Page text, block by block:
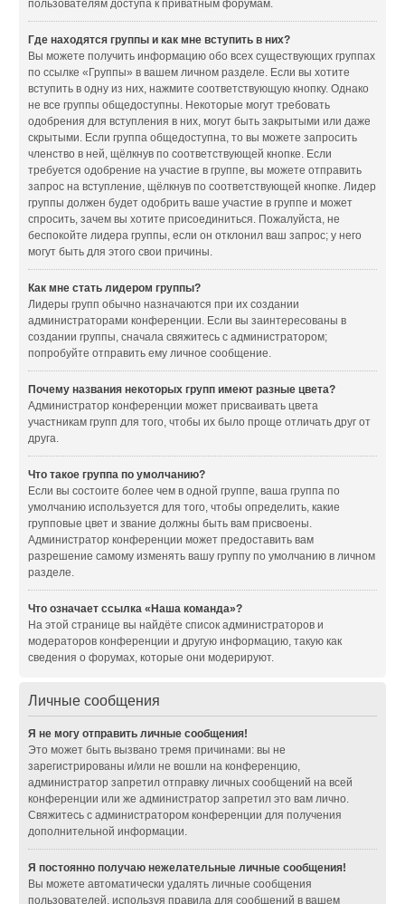
пользователям доступа к приватным форумам.
Где находятся группы и как мне вступить в них?
Вы можете получить информацию обо всех существующих группах
по ссылке «Группы» в вашем личном разделе. Если вы хотите
вступить в одну из них, нажмите соответствующую кнопку. Однако
не все группы общедоступны. Некоторые могут требовать
одобрения для вступления в них, могут быть закрытыми или даже
скрытыми. Если группа общедоступна, то вы можете запросить
членство в ней, щёлкнув по соответствующей кнопке. Если
требуется одобрение на участие в группе, вы можете отправить
запрос на вступление, щёлкнув по соответствующей кнопке. Лидер
группы должен будет одобрить ваше участие в группе и может
спросить, зачем вы хотите присоединиться. Пожалуйста, не
беспокойте лидера группы, если он отклонил ваш запрос; у него
могут быть для этого свои причины.
Как мне стать лидером группы?
Лидеры групп обычно назначаются при их создании
администраторами конференции. Если вы заинтересованы в
создании группы, сначала свяжитесь с администратором;
попробуйте отправить ему личное сообщение.
Почему названия некоторых групп имеют разные цвета?
Администратор конференции может присваивать цвета
участникам групп для того, чтобы их было проще отличать друг от
друга.
Что такое группа по умолчанию?
Если вы состоите более чем в одной группе, ваша группа по
умолчанию используется для того, чтобы определить, какие
групповые цвет и звание должны быть вам присвоены.
Администратор конференции может предоставить вам
разрешение самому изменять вашу группу по умолчанию в личном
разделе.
Что означает ссылка «Наша команда»?
На этой странице вы найдёте список администраторов и
модераторов конференции и другую информацию, такую как
сведения о форумах, которые они модерируют.
Личные сообщения
Я не могу отправить личные сообщения!
Это может быть вызвано тремя причинами: вы не
зарегистрированы и/или не вошли на конференцию,
администратор запретил отправку личных сообщений на всей
конференции или же администратор запретил это вам лично.
Свяжитесь с администратором конференции для получения
дополнительной информации.
Я постоянно получаю нежелательные личные сообщения!
Вы можете автоматически удалять личные сообщения
пользователей, используя правила для сообщений в вашем